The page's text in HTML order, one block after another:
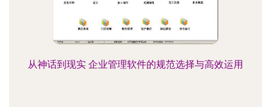
从神话到现实 企业管理软件的规范选择与高效运用